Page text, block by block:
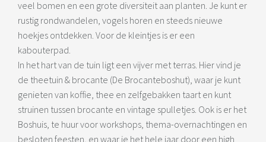
veel bomen en een grote diversiteit aan planten. Je kunt er
rustig rondwandelen, vogels horen en steeds nieuwe
hoekjes ontdekken. Voor de kleintjes is er een
kabouterpad.
In het hart van de tuin ligt een vijver met terras. Hier vind je
de theetuin & brocante (De Brocanteboshut), waar je kunt
genieten van koffie, thee en zelfgebakken taart en kunt
struinen tussen brocante en vintage spulletjes. Ook is er het
Boshuis, te huur voor workshops, thema-overnachtingen en
besloten feesten, en waar je het hele jaar door een high